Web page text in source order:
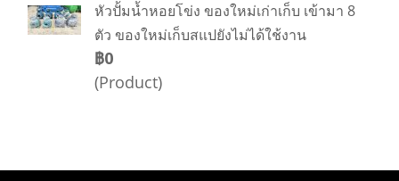
หัวปั้มน้ำหอยโข่ง ของใหม่เก่าเก็บ เข้ามา 8
ตัว ของใหม่เก็บสแปยังไม่ได้ใช้งาน
฿0
(Product)